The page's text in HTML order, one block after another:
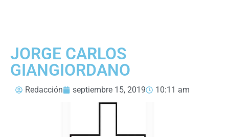
JORGE CARLOS
GIANGIORDANO
Redacción septiembre 15, 2019 10:11 am